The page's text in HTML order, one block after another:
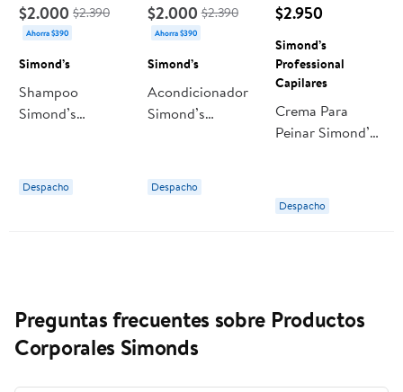
$2.000 $2.390
Ahorra $390
Simond’s
Shampoo
Simond’s
Colágeno
Despacho
$2.000 $2.390
Ahorra $390
Simond’s
Acondicionador
Simond’s
Vitamina-e
Despacho
$2.950
Simond’s
Professional
Capilares
Crema Para
Peinar Simond’s
Colágeno
Hialuronico
Despacho
Preguntas frecuentes sobre Productos
Corporales Simonds